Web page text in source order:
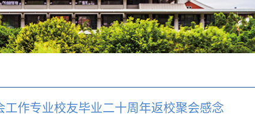
工作专业校友毕业二十周年返校聚会感念